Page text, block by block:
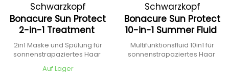
Schwarzkopf
Professional
Bonacure Sun Protect
2-in-1 Treatment
2in1 Maske und Spülung für
sonnenstrapaziertes Haar
Auf Lager
Schwarzkopf
Professional
Bonacure Sun Protect
10-in-1 Summer Fluid
Multifunktionsfluid 10in1 für
sonnenstrapaziertes Haar